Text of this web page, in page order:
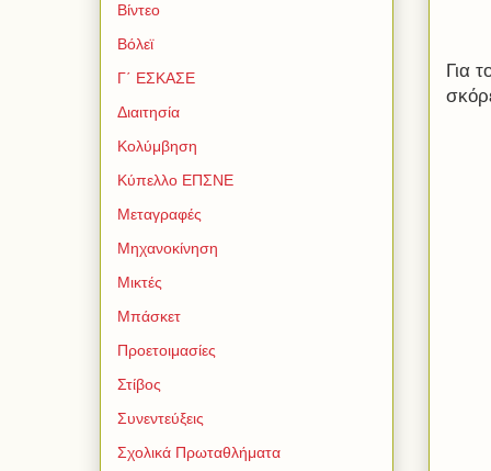
Για
Βίντεο
Βόλεϊ
Γ΄ ΕΣΚΑΣΕ
Διαιτησία
Κολύμβηση
Κύπελλο ΕΠΣΝΕ
Μεταγραφές
Μηχανοκίνηση
Μικτές
Μπάσκετ
Προετοιμασίες
Στίβος
Συνεντεύξεις
Σχολικά Πρωταθλήματα